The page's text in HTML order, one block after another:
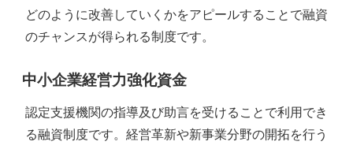
どのように改善していくかをアピールすることで融資
のチャンスが得られる制度です。
中小企業経営力強化資金
認定支援機関の指導及び助言を受けることで利用でき
る融資制度です。経営革新や新事業分野の開拓を行う